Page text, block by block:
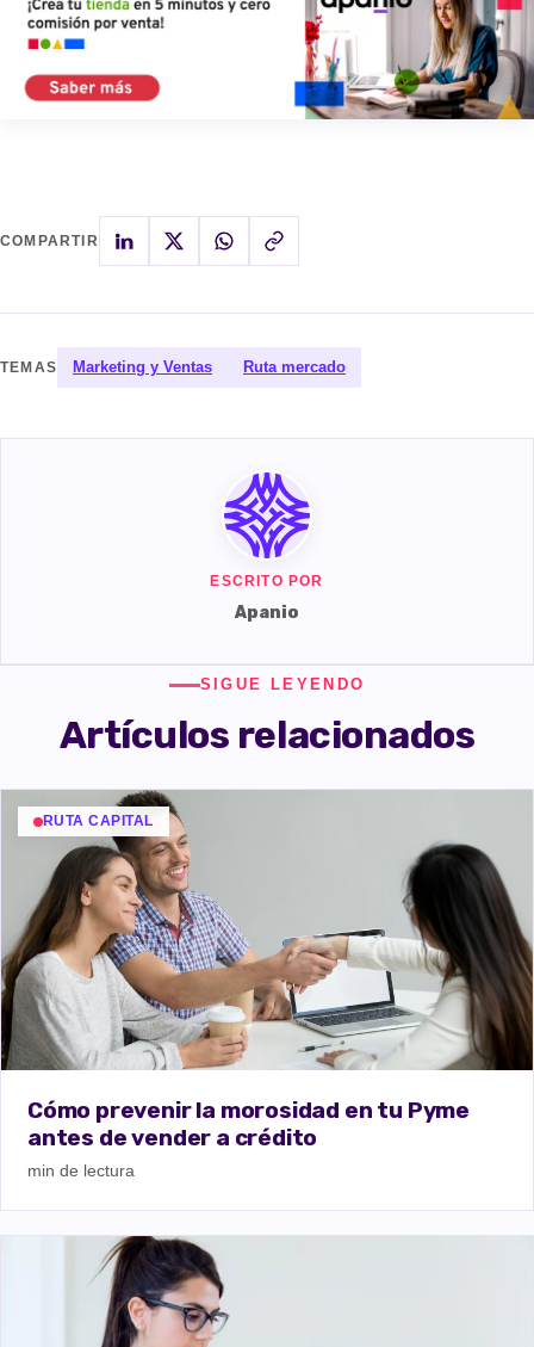
COMPARTIR
TEMAS Marketing y Ventas Ruta mercado
ESCRITO POR
Apanio
SIGUE LEYENDO
Artículos relacionados
RUTA CAPITAL
Cómo prevenir la morosidad en tu Pyme
antes de vender a crédito
min de lectura